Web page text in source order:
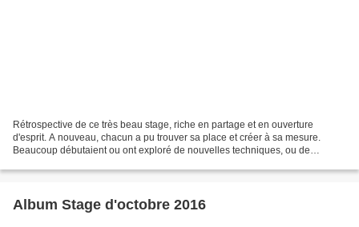
Rétrospective de ce très beau stage, riche en partage et en ouverture
d'esprit. A nouveau, chacun a pu trouver sa place et créer à sa mesure.
Beaucoup débutaient ou ont exploré de nouvelles techniques, ou de
Album Stage d'octobre 2016